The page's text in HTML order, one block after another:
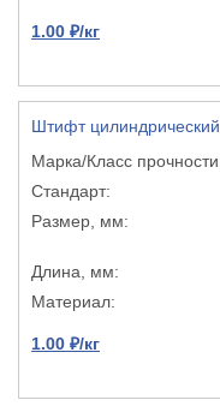
1.00 ₽/кг
Штифт цилиндрический
1.00 ₽/кг